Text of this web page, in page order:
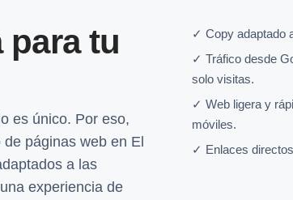
para tu
es único. Por eso,
páginas web en El
a las
experiencia de
✓ Copy adaptado
✓ Tráfico desde
solo visitas.
✓ Web ligera y
móviles.
✓ Enlaces